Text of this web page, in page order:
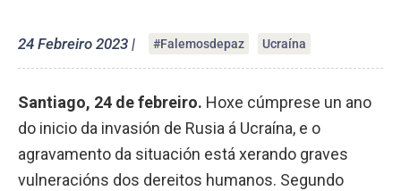
24 Febreiro 2023 | #Falemosdepaz Ucraína
Santiago, 24 de febreiro. Hoxe cúmprese un ano
do inicio da invasión de Rusia á Ucraína, e o
agravamento da situación está xerando graves
vulneracións dos dereitos humanos. Segundo